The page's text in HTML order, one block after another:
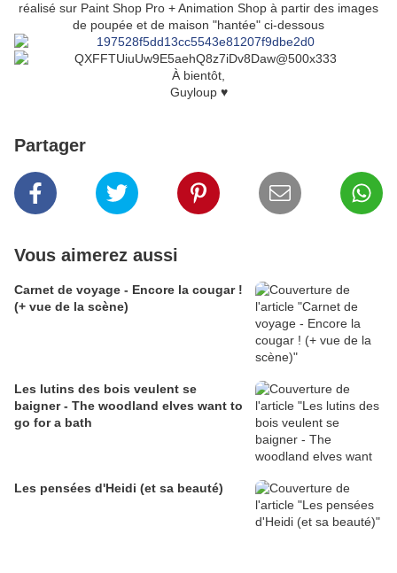
réalisé sur Paint Shop Pro + Animation Shop à partir des images
de poupée et de maison "hantée" ci-dessous
À bientôt,
Guyloup ♥
Partager
Vous aimerez aussi
Carnet de voyage - Encore la cougar !
(+ vue de la scène)
Les lutins des bois veulent se
baigner - The woodland elves want to
go for a bath
Les pensées d'Heidi (et sa beauté)